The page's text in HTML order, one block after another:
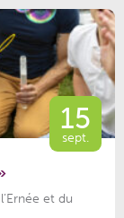
15
sept.
et du